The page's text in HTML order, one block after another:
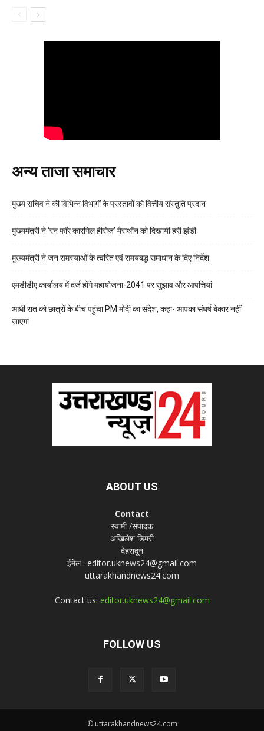
अन्य ताजा समाचार
मुख्य सचिव ने की विभिन्न विभागों के प्रस्तावों को वित्तीय संस्तुति प्रदान
मुख्यमंत्री ने ‘रन फॉर कारगिल हीरोज’ मैराथॉन को दिखायी हरी झंडी
मुख्यमंत्री ने जन समस्याओं के त्वरित एवं समयबद्ध समाधान के दिए निर्देश
एमडीडीए कार्यालय में दर्ज होंगे महायोजना-2041 पर सुझाव और आपत्तियां
आधी रात को छात्रों के बीच पहुंचा PM मोदी का संदेश, कहा- आपका संघर्ष बेकार नहीं
जाएगा
ABOUT US
Contact
स्वामी /संपादक
अखिलेश डिमरी
देहरादून
ईमेल : editor.uknews24@gmail.com
uttarakhandnews24.com
Contact us: editor.uknews24@gmail.com
FOLLOW US
© uttarakhandnews24.com